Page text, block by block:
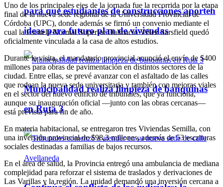
para que estudiantes de construcciones aporten
ideas para futuro plan de viviendas
Municipalidad realiza limpieza de banquinas
en Ruta 3
Uno de los principales ejes de la jornada fue la recorrida por la etapa
final de la nueva sede regional de la Universidad Provincial de
Córdoba (UPC), donde además se firmó un convenio mediante el
cual la Escuela Normal Superior Dalmacio Vélez Sarsfield quedó
oficialmente vinculada a la casa de altos estudios.
Durante la visita, el mandatario provincial anunció el envío de $400
millones para obras de pavimentación en distintos sectores de la
ciudad. Entre ellas, se prevé avanzar con el asfaltado de las calles
que rodean la nueva sede universitaria y también con mejoras viales
en el sector del nuevo edificio de tribunales, que ya funciona,
aunque su inauguración oficial —junto con las obras cercanas—
está prevista para fin de año.
En materia habitacional, se entregaron tres Viviendas Semilla, con
una inversión provincial de $98,3 millones, además de 53 escrituras
sociales destinadas a familias de bajos recursos.
En el área de salud, la Provincia entregó una ambulancia de mediana
complejidad para reforzar el sistema de traslados y derivaciones de
Las Varillas y la región. La unidad demandó una inversión cercana a